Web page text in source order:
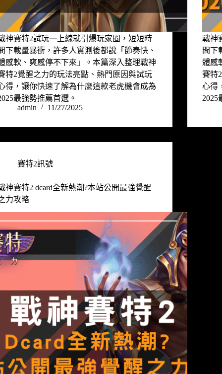
神賽特2試玩一上線就引爆玩家圈，短短時
下載量暴衝，許多人實測後都說「節奏快、
感軟、爽感停不下來」。本篇深入整理戰神
特2覺醒之力的玩法亮點、熱門原因與試玩
得，讓你快速了解為什麼這款老虎機會成為
最強勢推薦首選。
admin
11/27/2025
戰神
間下
體感
賽特
心得
2025
賽特2訊號
神賽特2 dcard全新熱潮?本站公開最強覺醒
力攻略